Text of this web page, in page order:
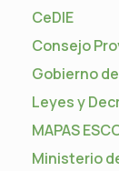
CeDIE
Consejo
Gobierno
Leyes y
MAPAS
Ministerio